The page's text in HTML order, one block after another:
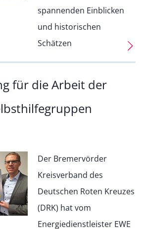
spannenden Einblicken
und historischen
Schätzen
für die Arbeit der
Der Bremervörder
Kreisverband des
Deutschen Roten Kreuzes
(DRK) hat vom
Energiedienstleister EWE